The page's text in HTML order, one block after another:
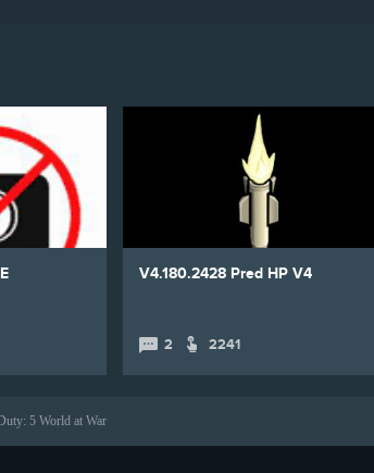
V4.180.2428 Pred HP V4
2 2241
5 World at War